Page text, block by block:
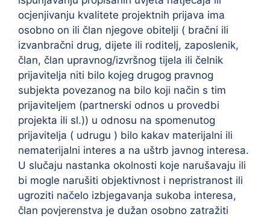
ocjenjivanju kvalitete projektnih prijava ima
osobno on ili član njegove obitelji ( bračni ili
izvanbračni drug, dijete ili roditelj, zaposlenik,
član, član upravnog/izvršnog tijela ili čelnik
prijavitelja niti bilo kojeg drugog pravnog
subjekta povezanog na bilo koji način s tim
prijaviteljem (partnerski odnos u provedbi
projekta ili sl.)) u odnosu na spomenutog
prijavitelja ( udrugu ) bilo kakav materijalni ili
nematerijalni interes a na uštrb javnog interesa.
U slučaju nastanka okolnosti koje narušavaju ili
bi mogle narušiti objektivnost i nepristranost ili
ugroziti načelo izbjegavanja sukoba interesa,
član povjerenstva je dužan osobno zatražiti